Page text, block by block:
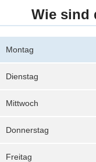
Wie sind
Montag
Dienstag
Mittwoch
Donnerstag
Freitag